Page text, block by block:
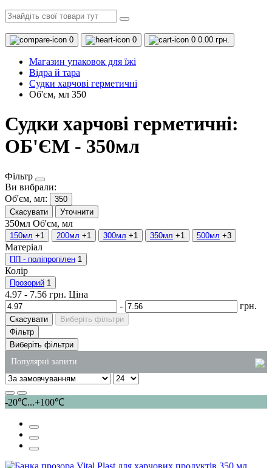
0 0 0 0.00 грн.
Магазин упаковок для їжі
Відра й тара
Судки харчові герметичні
Об'єм, мл 350
Судки харчові герметичні:
ОБ'ЄМ - 350мл
Фільтр
Ви вибрали:
Об'єм, мл:
350
Скасувати
Уточнити
350мл Об'єм, мл
150мл +1 200мл +1 300мл +1 350мл +1 500мл +3
Матеріал
ПП - поліпропілен 1
Колір
Прозорий 1
4.97 - 7.56 грн. Ціна
-
грн.
Скасувати
Виберіть фільтри
Фільтр
Виберіть фільтри
Популярні запити
пакети для сміття купити київ
соусники одноразові купити київ
засоби для туалетів
ланч-бокси зі спіненого полістиролу
алюмінієві контейнери для харчових продуктів
-20℃...+100℃